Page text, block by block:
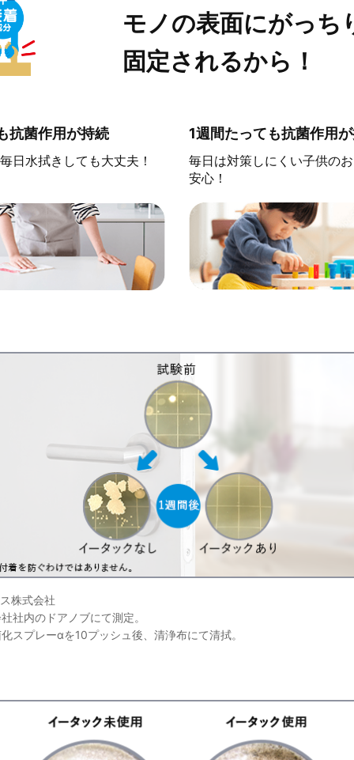
モノの表面にがっち
固定されるから！
抗菌作用が持続
日水拭きしても大丈夫！
1週間たっても抗菌作用
毎日は対策しにくい子供の
安心！
株式会社
社内のドアノブにて測定。
スプレーαを10プッシュ後、清浄布にて清拭。